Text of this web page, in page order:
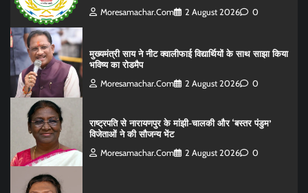
Moresamachar.com 2 August 2026 0
मुख्यमंत्री साय ने नीट क्वालीफाई विद्यार्थियों के साथ साझा किया
भविष्य का रोडमैप
Moresamachar.com 2 August 2026 0
राष्ट्रपति से नारायणपुर के मांझी-चालकी और ‘बस्तर पंडुम’
विजेताओं ने की सौजन्य भेंट
Moresamachar.com 2 August 2026 0